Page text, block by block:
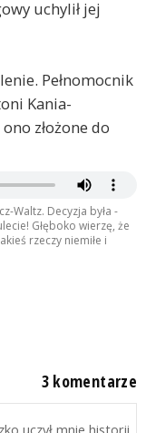
uchylił jej
Pełnomocnik
Kania-
złożone do
Waltz. Decyzja była -
Głęboko wierzę, że
rzeczy niemiłe i
3 komentarze
Nie
marszu
to do jakich
są zdjęcia proszę
ma problemu bo
są potrzebni a
partii zasadniczo
obcy precz")...
JEGO